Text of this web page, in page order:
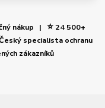
nákup | ⭐24 500+
specialista ochranu
zákazníků